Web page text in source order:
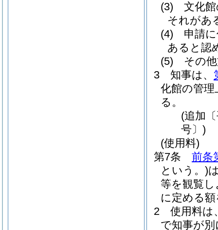
(3)
文化
それがあ
(4)
申請
あると認
(5)
その
3
知事は、
化館の管
る。
(追加
号〕)
(使用料)
第7条
前条
という。)
等を観覧
に定める
2
使用料は
で知事が